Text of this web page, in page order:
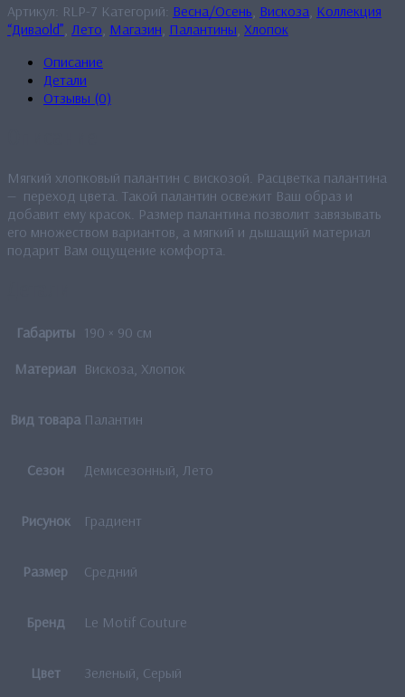
Артикул: RLP-7 Категорий: Весна/Осень Вискоза Коллекция
“Диваold” Лето Магазин Палантины Хлопок
Описание
Детали
Отзывы (0)
Мягкий хлопковый палантин с вискозой. Расцветка палантина
— переход цвета. Такой палантин освежит Ваш образ и
добавит ему красок. Размер палантина позволит завязывать
его множеством вариантов, а мягкий и дышащий материал
подарит Вам ощущение комфорта.
Габариты
190 × 90 см
Материал Вискоза, Хлопок
Вид товара Палантин
Сезон Демисезонный, Лето
Рисунок Градиент
Размер Средний
Бренд Le Motif Couture
Цвет Зеленый, Серый